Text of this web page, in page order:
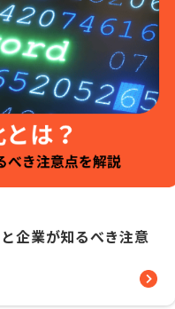
企業が知るべき注意